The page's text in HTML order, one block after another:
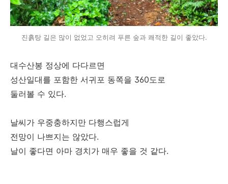
진흙탕 길은 많이 없었고 오히려 푸른 숲과 쾌적한 길이 좋았다.
대수산봉 정상에 다다르면
성산일대를 포함한 서귀포 동쪽을 360도로
둘러볼 수 있다.
날씨가 우중충하지만 다행스럽게
전망이 나쁘지는 않았다.
날이 좋다면 아마 경치가 매우 좋을 것 같다.